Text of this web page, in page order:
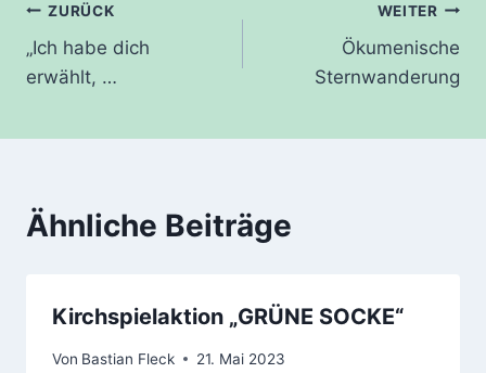
Beitragsnavigation
ZURÜCK
„Ich habe dich
erwählt, …
WEITER
Ökumenische
Sternwanderung
Ähnliche Beiträge
Kirchspielaktion „GRÜNE SOCKE“
Von Bastian Fleck 21. Mai 2023